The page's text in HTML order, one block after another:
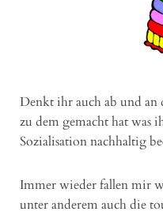
Denkt ihr auch ab und an
zu dem gemacht hat was
Sozialisation nachhaltig
Immer wieder fallen mir
unter anderem auch die